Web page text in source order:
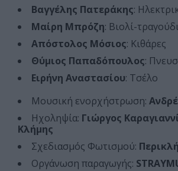
Βαγγέλης Πατεράκης:
Μαίρη Μπρόζη: Βιολί-
Απόστολος Μόσιος: Κιθάρες
Θύμιος Παπαδόπουλος:
Ειρήνη Αναστασίου: Τσέλο
Μουσική ενορχήστρωση:
Ηχοληψία: Γιώργος
Κλήμης
Σχεδιασμός Φωτισμού:
Οργάνωση παραγωγής: